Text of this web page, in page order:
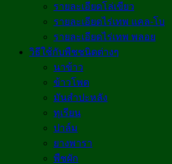
รายละเอียดโล่เขียว
รายละเอียดไร่เทพ แคล-โบ
รายละเอียดไร่เทพ พลอย
วิธีใช้กับพืชชนิดต่างๆ
นาข้าว
ข้าวโพด
มันสำปะหลัง
ทุเรียน
ปาล์ม
ยางพารา
พืชผัก